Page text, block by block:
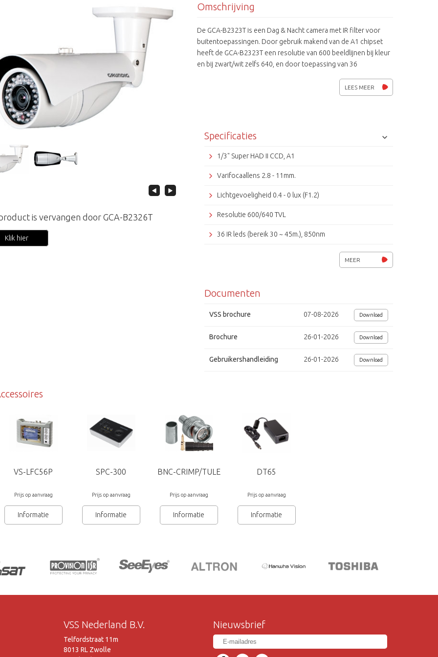
is vervangen door GCA-B2326T
Klik hier
Omschrijving
De GCA-B2323T is een Dag & Nacht camera met IR filter voor
buitentoepassingen. Door gebruik makend van de A1 chipset
heeft de GCA-B2323T een resolutie van 600 beeldlijnen bij kleur
en bij zwart/wit zelfs 640, en door toepassing van 36
situaties. Verder heeft de GCA-B2323T Intelligente videoanalyse
functies zijn de camera instellingen eenvoudig over de coax te
LEES MEER
Specificaties
1/3" Super HAD II CCD, A1
Varifocaallens 2.8 - 11mm.
Lichtgevoeligheid 0.4 - 0 lux (F1.2)
Resolutie 600/640 TVL
36 IR leds (bereik 30 ~ 45m.), 850nm
8 instelbare privacy zones (polygonaal), bewegings detectie
D&N (IR filter), S/N. 52dB
Intelligente videoanalyse (bewegen, volgen)
CCVC (camera Control Via Coaxkabel, Pelco-C), IP66
MEER
Documenten
VSS brochure 07-08-2026 Download
Brochure 26-01-2026 Download
Gebruikershandleiding 26-01-2026 Download
VS-LFC56P
Prijs op aanvraag
Informatie
SPC-300
Prijs op aanvraag
Informatie
BNC-CRIMP/TULE
Prijs op aanvraag
Informatie
DT65
Prijs op aanvraag
Informatie
VSS Nederland B.V.
Telfordstraat 11m
8013 RL Zwolle
Nieuwsbrief